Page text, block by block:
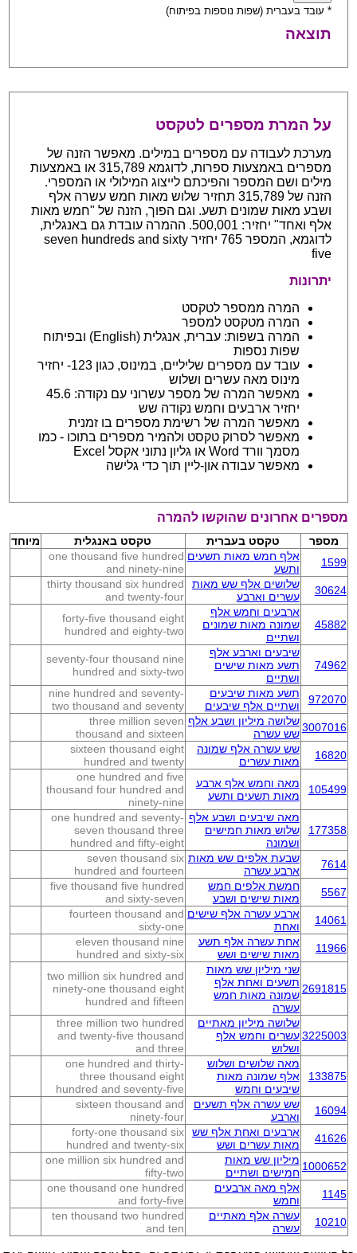
* עובד בעברית (שפות נוספות בפיתוח)
תוצאה
על המרת מספרים לטקסט
מערכת לעבודה עם מספרים במילים. מאפשר הזנה של
מספרים באמצעות ספרות, לדוגמא 315,789 או באמצעות
מילים ושם המספר והפיכתם לייצוג המילולי או המספרי.
הזנה של 315,789 תחזיר שלוש מאות חמש עשרה אלף
ושבע מאות שמונים תשע. וגם הפוך, הזנה של "חמש מאות
אלף ואחד" יחזיר: 500,001. ההמרה עובדת גם באנגלית,
לדוגמא, המספר 765 יחזיר seven hundreds and sixty
five
יתרונות
המרה ממספר לטקסט
המרה מטקסט למספר
המרה בשפות: עברית, אנגלית (English) ובפיתוח
שפות נספות
עובד עם מספרים שליליים, במינוס, כגון 123- יחזיר
מינוס מאה עשרים ושלוש
מאפשר המרה של מספר עשרוני עם נקודה: 45.6
יחזיר ארבעים וחמש נקודה שש
מאפשר המרה של רשימת מספרים בו זמנית
מאפשר לסרוק טקסט ולהמיר מספרים בתוכו - כמו
מסמך וורד Word או גליון נתוני אקסל Excel
מאפשר עבודה און-ליין תוך כדי גלישה
מספרים אחרונים שהוקשו להמרה
מספר טקסט בעברית טקסט באנגלית
מיוחד
1599
אלף חמש מאות תשעים
ותשע
one thousand five hundred
and ninety-nine
30624
שלושים אלף שש מאות
עשרים וארבע
thirty thousand six hundred
and twenty-four
45882
ארבעים וחמש אלף
שמונה מאות שמונים
ושתיים
forty-five thousand eight
hundred and eighty-two
74962
שיבעים וארבע אלף
תשע מאות שישים
ושתיים
seventy-four thousand nine
hundred and sixty-two
972070
תשע מאות שיבעים
ושתיים אלף שיבעים
nine hundred and seventy-
two thousand and seventy
3007016 שלושה מיליון ושבע אלף
שש עשרה
three million seven
thousand and sixteen
16820
שש עשרה אלף שמונה
מאות עשרים
sixteen thousand eight
hundred and twenty
105499
מאה וחמש אלף ארבע
מאות תשעים ותשע
one hundred and five
thousand four hundred and
ninety-nine
177358
מאה שיבעים ושבע אלף
שלוש מאות חמישים
ושמונה
one hundred and seventy-
seven thousand three
hundred and fifty-eight
7614
שבעת אלפים שש מאות
ארבע עשרה
seven thousand six
hundred and fourteen
5567
חמשת אלפים חמש
מאות שישים ושבע
five thousand five hundred
and sixty-seven
14061
ארבע עשרה אלף שישים
ואחת
fourteen thousand and
sixty-one
11966
אחת עשרה אלף תשע
מאות שישים ושש
eleven thousand nine
hundred and sixty-six
2691815
שני מיליון שש מאות
תשעים ואחת אלף
שמונה מאות חמש
עשרה
two million six hundred and
ninety-one thousand eight
hundred and fifteen
3225003
שלושה מיליון מאתיים
עשרים וחמש אלף
ושלוש
three million two hundred
and twenty-five thousand
and three
133875
מאה שלושים ושלוש
אלף שמונה מאות
שיבעים וחמש
one hundred and thirty-
three thousand eight
hundred and seventy-five
16094
שש עשרה אלף תשעים
וארבע
sixteen thousand and
ninety-four
41626
ארבעים ואחת אלף שש
מאות עשרים ושש
forty-one thousand six
hundred and twenty-six
1000652 מיליון שש מאות
חמישים ושתיים
one million six hundred and
fifty-two
1145
אלף מאה ארבעים
וחמש
one thousand one hundred
and forty-five
10210
עשרה אלף מאתיים
עשרה
ten thousand two hundred
and ten